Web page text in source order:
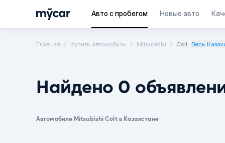
Авто с пробегом Новые авто
Главная Купить автомобиль Mitsubishi Colt Весь
Найдено 0
Автомобили Mitsubishi Colt в Казахстане